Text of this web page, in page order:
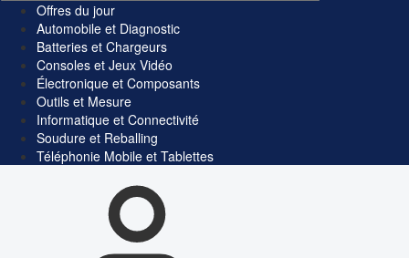
Offres du jour
Automobile et Diagnostic
Batteries et Chargeurs
Consoles et Jeux Vidéo
Électronique et Composants
Outils et Mesure
Informatique et Connectivité
Soudure et Reballing
Téléphonie Mobile et Tablettes